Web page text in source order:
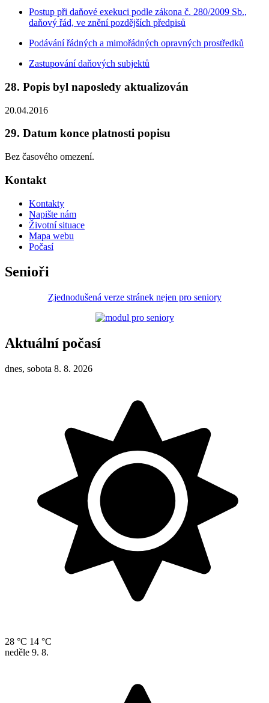
Postup při daňové exekuci podle zákona č. 280/2009 Sb.,
daňový řád, ve znění pozdějších předpisů
Podávání řádných a mimořádných opravných prostředků
Zastupování daňových subjektů
28. Popis byl naposledy aktualizován
20.04.2016
29. Datum konce platnosti popisu
Bez časového omezení.
Kontakt
Kontakty
Napište nám
Životní situace
Mapa webu
Počasí
Senioři
Zjednodušená verze stránek nejen pro seniory
Aktuální počasí
dnes, sobota 8. 8. 2026
28 °C 14 °C
neděle 9. 8.